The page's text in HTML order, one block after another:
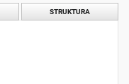
STRUKTURA